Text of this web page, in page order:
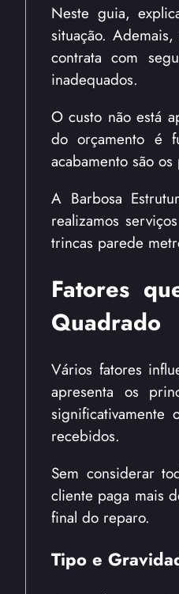
Neste guia,
situação.
contrata com
inadequados.
O custo não está
do orçamento é
acabamento são
A Barbosa
realizamos
trincas parede
Fatores
Quadrado
Vários fatores
apresenta os
recebidos.
Sem considerar
cliente paga mais
final do reparo.
Tipo e